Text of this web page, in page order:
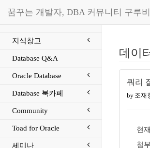
꿈꾸는 개발자, DBA 커뮤니티 구루비
지식창고
Database Q&A
Oracle Database
Database 북카페
Community
Toad for Oracle
세미나
데이
쿼리
by 조재
현
첨